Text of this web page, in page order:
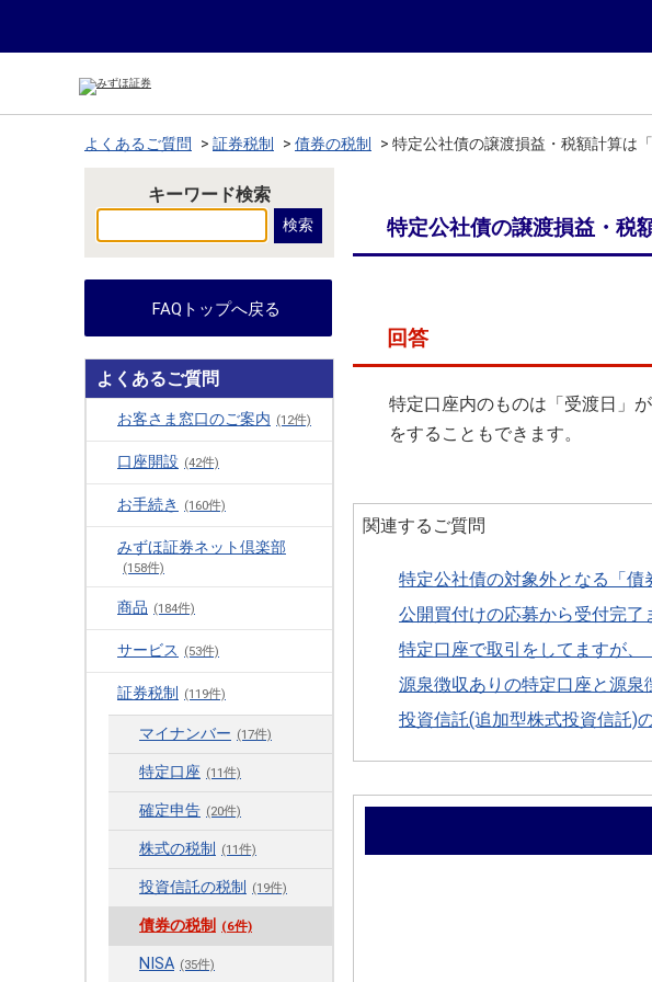
よくあるご質問 > 証券税制 > 債券の税制 > 特定公社債の譲渡損益・税額計算は
キーワード検索
FAQトップへ戻る
よくあるご質問
お客さま窓口のご案内 (12件)
口座開設 (42件)
お手続き (160件)
みずほ証券ネット倶楽部
(158件)
商品 (184件)
サービス (53件)
証券税制 (119件)
マイナンバー (17件)
特定口座 (11件)
確定申告 (20件)
株式の税制 (11件)
投資信託の税制 (19件)
債券の税制 (6件)
NISA (35件)
特定公社債の譲渡損益・税
回答
特定口座内のものは「受渡日」
をすることもできます。
関連するご質問
特定公社債の対象外となる「債
公開買付けの応募から受付完了
特定口座で取引をしてますが、
源泉徴収ありの特定口座と源泉
投資信託(追加型株式投資信託)